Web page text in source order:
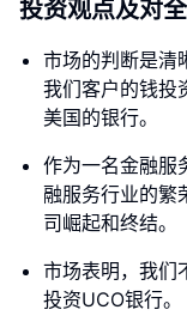
投资观点及对
市场的判断是清
我们客户的钱投
美国的银行。
作为一名金融服
融服务行业的繁
司崛起和终结。
市场表明，我们
投资UCO银行。